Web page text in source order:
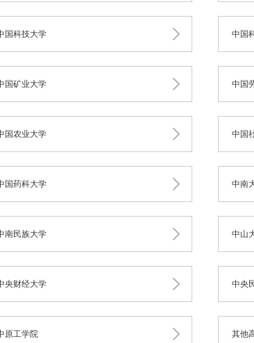
国科技大学 中国
国矿业大学 中国
国农业大学 中国
国药科大学 中南
南民族大学 中山
央财经大学 中央
原工学院 其他